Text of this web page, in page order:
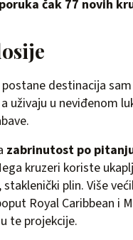
čak 77 novih
destinacija
uživaju u neviđenom
zabrinutost po
kruzeri koriste
plin. Više
Royal Caribbean i
te projekcije.